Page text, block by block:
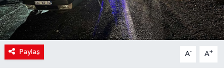
Paylaş A- A+